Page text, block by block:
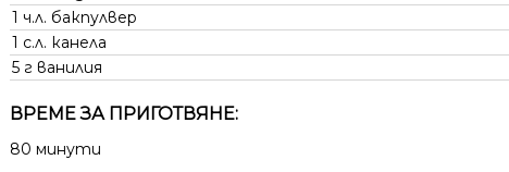
1 ч.л. бакпулвер
1 с.л. канела
5 г ванилия
ВРЕМЕ ЗА ПРИГОТВЯНЕ:
80 минути